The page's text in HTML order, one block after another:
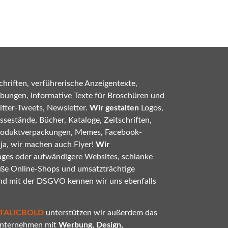
verführerische Anzeigentexte,
informative Texte für Broschüren und
Tweets, Newsletter. Wir gestalten Logos,
Bücher, Kataloge, Zeitschriften,
Memes, Facebook-
wir machen auch Flyer! Wir
oder aufwändigere Websites, schlanke
Online-Shops und umsatzträchtige
mit der DSGVO kennen wir uns ebenfalls
unterstützen wir außerdem das
mit Werbung, Design,